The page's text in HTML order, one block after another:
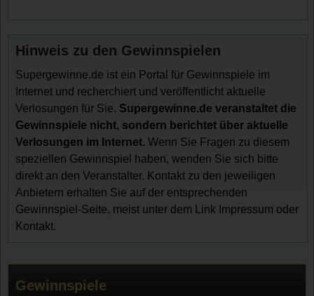
Hinweis zu den Gewinnspielen
Supergewinne.de ist ein Portal für Gewinnspiele im
Internet und recherchiert und veröffentlicht aktuelle
Verlosungen für Sie. Supergewinne.de veranstaltet die
Gewinnspiele nicht, sondern berichtet über aktuelle
Verlosungen im Internet. Wenn Sie Fragen zu diesem
speziellen Gewinnspiel haben, wenden Sie sich bitte
direkt an den Veranstalter. Kontakt zu den jeweiligen
Anbietern erhalten Sie auf der entsprechenden
Gewinnspiel-Seite, meist unter dem Link Impressum oder
Kontakt.
Gewinnspiele